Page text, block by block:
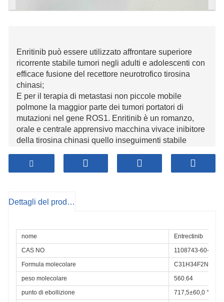
Enritinib può essere utilizzato affrontare superiore
ricorrente stabile tumori negli adulti e adolescenti con
efficace fusione del recettore neurotrofico tirosina
chinasi;
E per il terapia di metastasi non piccole mobile
polmone la maggior parte dei tumori portatori di
mutazioni nel gene ROS1. Enritinib è un romanzo,
orale e centrale apprensivo macchina vivace inibitore
della tirosina chinasi quello inseguimenti stabile
NTRK1/2/3, ROS1 e ALK. È il esclusivamente
Inibitore TRK clinicamente verificato essere Bene in
spento obiettivo attività. Enritinib è il primo farmaco
fusione del gene NTRK, autorizzato per l'uso in a
variare Di difficile A affrontare stabile tipi di tumore,
insieme a cancro al pancreas, alla tiroide, alle
ghiandole salivari, al seno, al colon, al retto e ai
polmoni.
Dettagli del prodotto
nome
Entrectinib
CAS NO
1108743-60-7
Formula molecolare
C31H34F2N6O2
peso molecolare
560.64
punto di ebollizione
717,5±60,0